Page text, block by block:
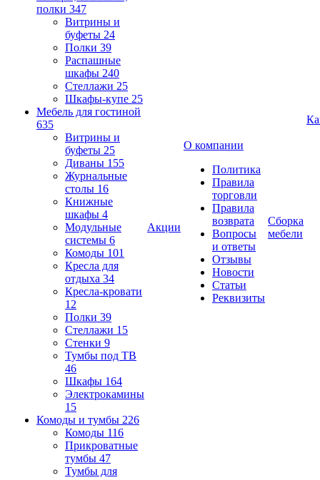
полки 347
Витрины и
буфеты 24
Полки 39
Распашные
шкафы 240
Стеллажи 25
Шкафы-купе 25
Мебель для гостиной
635
Витрины и
буфеты 25
Диваны 155
Журнальные
столы 16
Книжные
шкафы 4
Модульные
системы 6
Комоды 101
Кресла для
отдыха 34
Кресла-кровати
12
Полки 39
Стеллажи 15
Стенки 9
Тумбы под ТВ
46
Шкафы 164
Электрокамины
15
Комоды и тумбы 226
Комоды 116
Прикроватные
тумбы 47
Тумбы для
Акции
О компании
Политика
Правила
торговли
Правила
возврата
Вопросы
и ответы
Отзывы
Новости
Статьи
Реквизиты
Сборка
мебели